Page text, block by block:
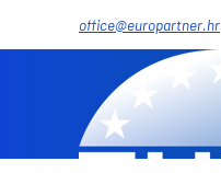
office@europartner.hr